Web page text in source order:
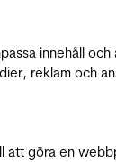
innehåll
reklam och
att göra en